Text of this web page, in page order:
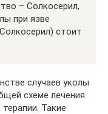
– Солкосерил,
при язве
стоит
случаев уколы
схеме лечения
Такие